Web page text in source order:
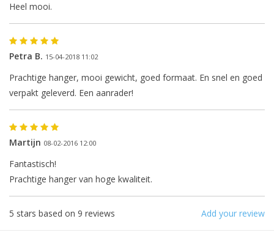
Heel mooi.
Petra B. 15-04-2018 11:02
Prachtige hanger, mooi gewicht, goed formaat. En snel en goed
verpakt geleverd. Een aanrader!
Martijn 08-02-2016 12:00
Fantastisch!
Prachtige hanger van hoge kwaliteit.
Add your review
5 stars based on 9 reviews
The next shipping date is
Wednesday, August 12
The note: -shipments every Tuesday- is